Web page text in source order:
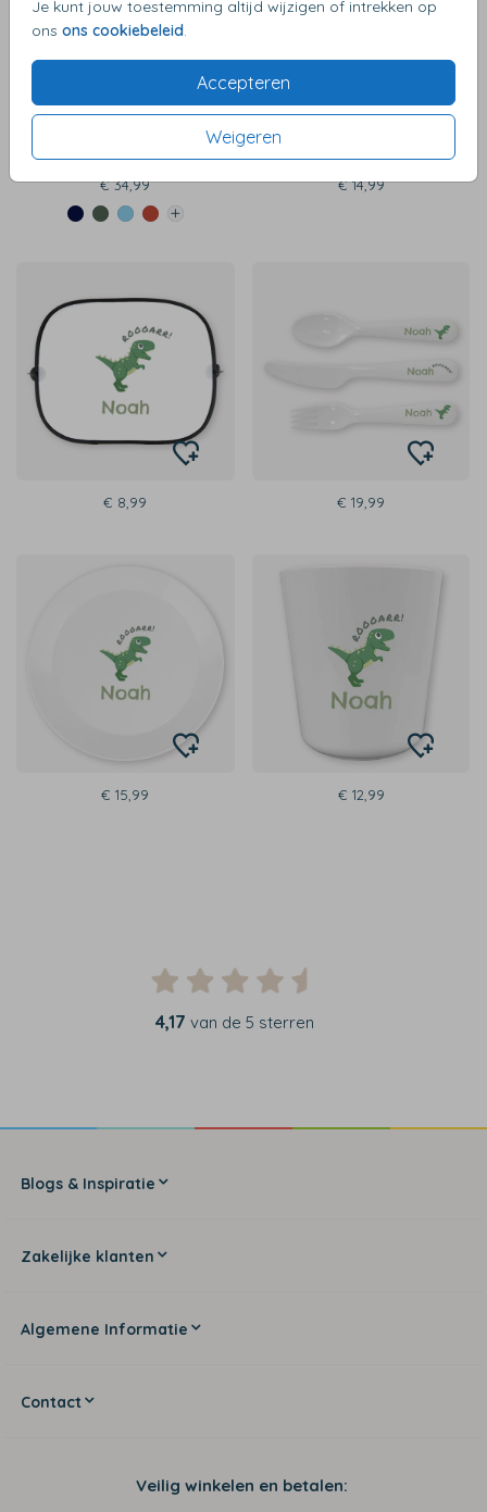
Je kunt jouw toestemming altijd wijzigen of intrekken op
ons ons cookiebeleid
Accepteren
Weigeren
€ 34,99 € 14,99
€ 8,99 € 19,99
€ 15,99 € 12,99
4,17 van de 5 sterren
Blogs & Inspiratie
Zakelijke klanten
Algemene Informatie
Contact
Veilig winkelen en betalen: